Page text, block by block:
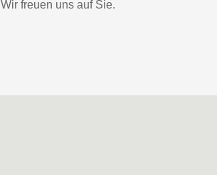
Wir freuen uns auf Sie.